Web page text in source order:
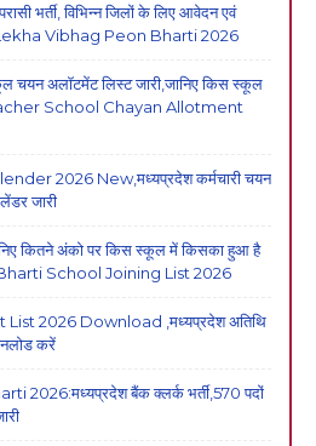
भर्ती, विभिन्न जिलों के लिए आवेदन एवं
Lekha Vibhag Peon Bharti 2026
चयन अलॉटमेंट लिस्ट जारी,जानिए किस स्कूल
School Chayan Allotment
2026 New,मध्यप्रदेश कर्मचारी चयन
जारी
कितने अंको पर किस स्कूल में किसका हुआ है
School Joining List 2026
2026 Download ,मध्यप्रदेश अतिथि
करें
2026:मध्यप्रदेश बैंक क्लर्क भर्ती,570 पदों